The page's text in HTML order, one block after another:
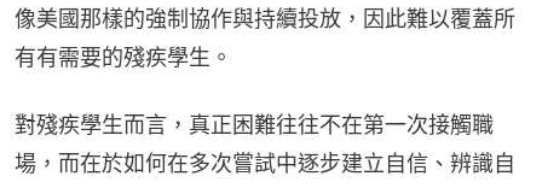
像美國那樣的強制協作與持續投放，因此難以覆蓋所
有有需要的殘疾學生。
對殘疾學生而言，真正困難往往不在第一次接觸職
場，而在於如何在多次嘗試中逐步建立自信、辨識自